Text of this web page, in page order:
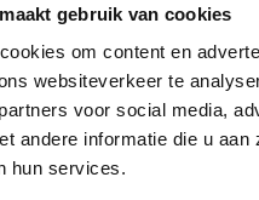
gebruik van cookies
om content en
websiteverkeer te
voor social media,
andere informatie die u
hun services.
Badmeubel
Afvoeren
Alle sanitair